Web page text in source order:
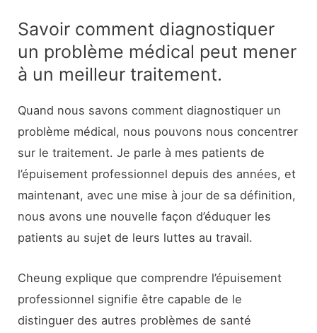
Savoir comment diagnostiquer
un problème médical peut mener
à un meilleur traitement.
Quand nous savons comment diagnostiquer un
problème médical, nous pouvons nous concentrer
sur le traitement. Je parle à mes patients de
l’épuisement professionnel depuis des années, et
maintenant, avec une mise à jour de sa définition,
nous avons une nouvelle façon d’éduquer les
patients au sujet de leurs luttes au travail.
Cheung explique que comprendre l’épuisement
professionnel signifie être capable de le
distinguer des autres problèmes de santé